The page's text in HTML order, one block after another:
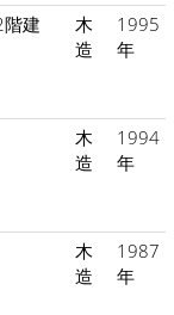
階建
木
造
1995
年
木
造
1994
年
木
造
1987
年